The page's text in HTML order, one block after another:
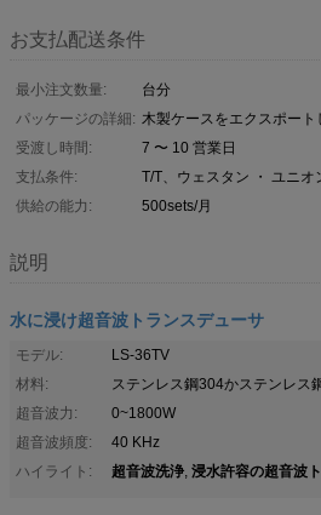
お支払配送条件
最小注文数量:
台分
パッケージの詳細: 木製ケースをエクスポート
受渡し時間:
7 〜 10 営業日
支払条件:
T/T、ウェスタン ・ ユニ
供給の能力:
500sets/月
説明
水に浸け超音波トランスデューサ
モデル:
LS-36TV
材料:
ステンレス鋼304かステンレス
超音波力:
0~1800W
超音波頻度:
40 KHz
ハイライト:
超音波洗浄, 浸水許容の超音波